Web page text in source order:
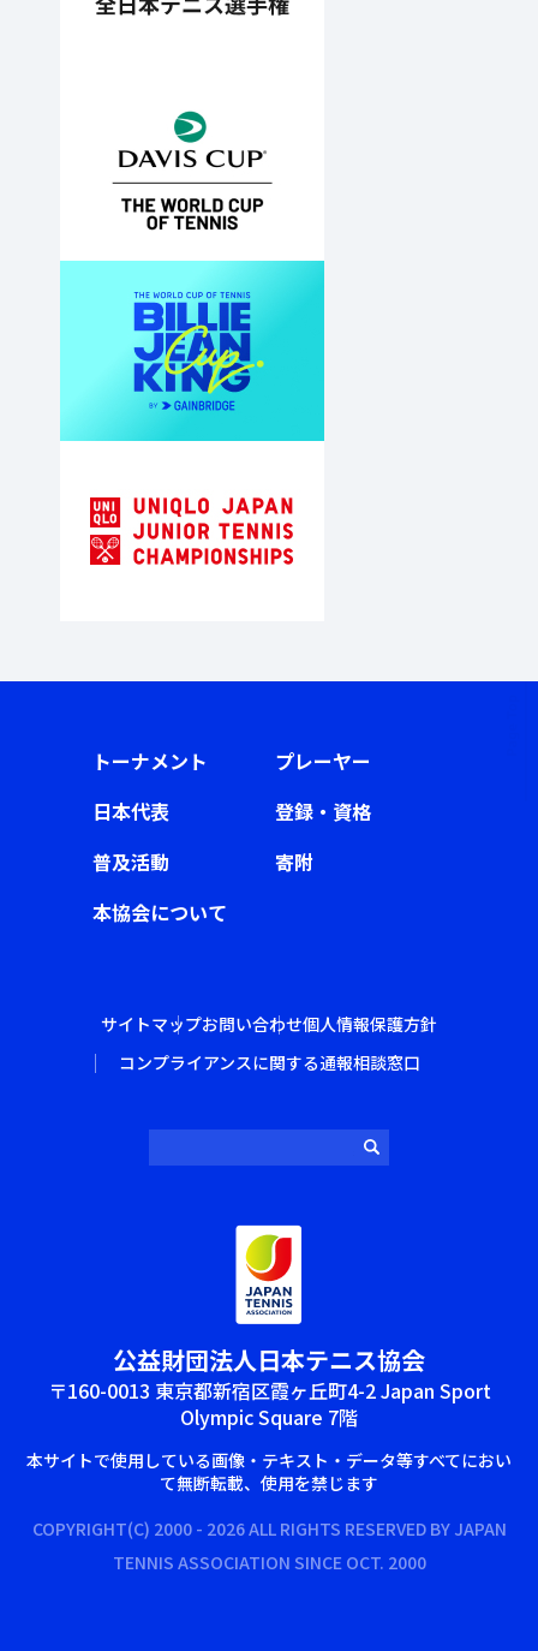
トーナメント
プレーヤー
日本代表
登録・資格
普及活動
寄附
本協会について
サイトマップお問い合わせ個人情報保護方針
コンプライアンスに関する通報相談窓口
公益財団法⼈⽇本テニス協会
〒160-0013 東京都新宿区霞ヶ丘町4-2 Japan Sport
Olympic Square 7階
本サイトで使⽤している画像‧テキスト‧データ等すべてにおい
て無断転載、使⽤を禁じます
COPYRIGHT(C) 2000 - 2026 ALL RIGHTS RESERVED BY JAPAN
TENNIS ASSOCIATION SINCE OCT. 2000